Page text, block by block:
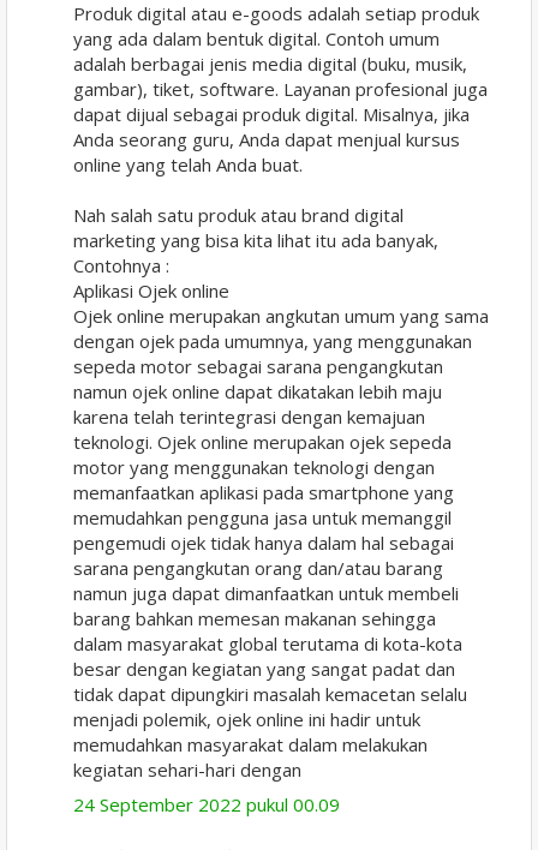
Produk digital atau e-goods adalah setiap produk
yang ada dalam bentuk digital. Contoh umum
adalah berbagai jenis media digital (buku, musik,
gambar), tiket, software. Layanan profesional juga
dapat dijual sebagai produk digital. Misalnya, jika
Anda seorang guru, Anda dapat menjual kursus
online yang telah Anda buat.
Nah salah satu produk atau brand digital
marketing yang bisa kita lihat itu ada banyak,
Contohnya :
Aplikasi Ojek online
Ojek online merupakan angkutan umum yang sama
dengan ojek pada umumnya, yang menggunakan
sepeda motor sebagai sarana pengangkutan
namun ojek online dapat dikatakan lebih maju
karena telah terintegrasi dengan kemajuan
teknologi. Ojek online merupakan ojek sepeda
motor yang menggunakan teknologi dengan
memanfaatkan aplikasi pada smartphone yang
memudahkan pengguna jasa untuk memanggil
pengemudi ojek tidak hanya dalam hal sebagai
sarana pengangkutan orang dan/atau barang
namun juga dapat dimanfaatkan untuk membeli
barang bahkan memesan makanan sehingga
dalam masyarakat global terutama di kota-kota
besar dengan kegiatan yang sangat padat dan
tidak dapat dipungkiri masalah kemacetan selalu
menjadi polemik, ojek online ini hadir untuk
memudahkan masyarakat dalam melakukan
kegiatan sehari-hari dengan
24 September 2022 pukul 00.09